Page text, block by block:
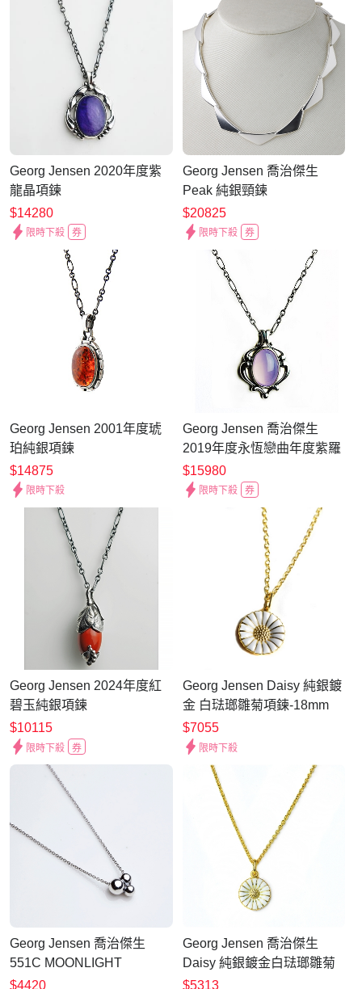
Georg Jensen 2020年度紫
龍晶項鍊
$14280
限時下殺 券
Georg Jensen 喬治傑生
Peak 純銀頸鍊
$20825
限時下殺 券
Georg Jensen 2001年度琥
珀純銀項鍊
$14875
限時下殺
Georg Jensen 喬治傑生
2019年度永恆戀曲年度紫羅
蘭項鍊
$15980
限時下殺 券
Georg Jensen 2024年度紅
碧玉純銀項鍊
$10115
限時下殺 券
Georg Jensen Daisy 純銀鍍
金 白琺瑯雛菊項鍊-18mm
$7055
限時下殺
Georg Jensen 喬治傑生
551C MOONLIGHT
GRAPES純銀項鍊
$4420
Georg Jensen 喬治傑生
Daisy 純銀鍍金白琺瑯雛菊
項鍊-11mm
$5313